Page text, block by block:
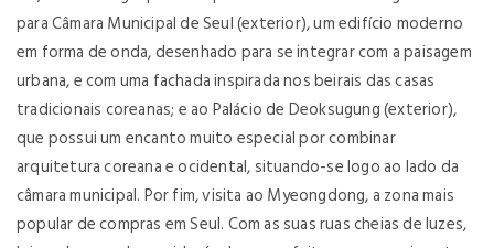
para Câmara Municipal de Seul (exterior), um edifício moderno
em forma de onda, desenhado para se integrar com a paisagem
urbana, e com uma fachada inspirada nos beirais das casas
tradicionais coreanas; e ao Palácio de Deoksugung (exterior),
que possui um encanto muito especial por combinar
arquitetura coreana e ocidental, situando-se logo ao lado da
câmara municipal. Por fim, visita ao Myeongdong, a zona mais
popular de compras em Seul. Com as suas ruas cheias de luzes,